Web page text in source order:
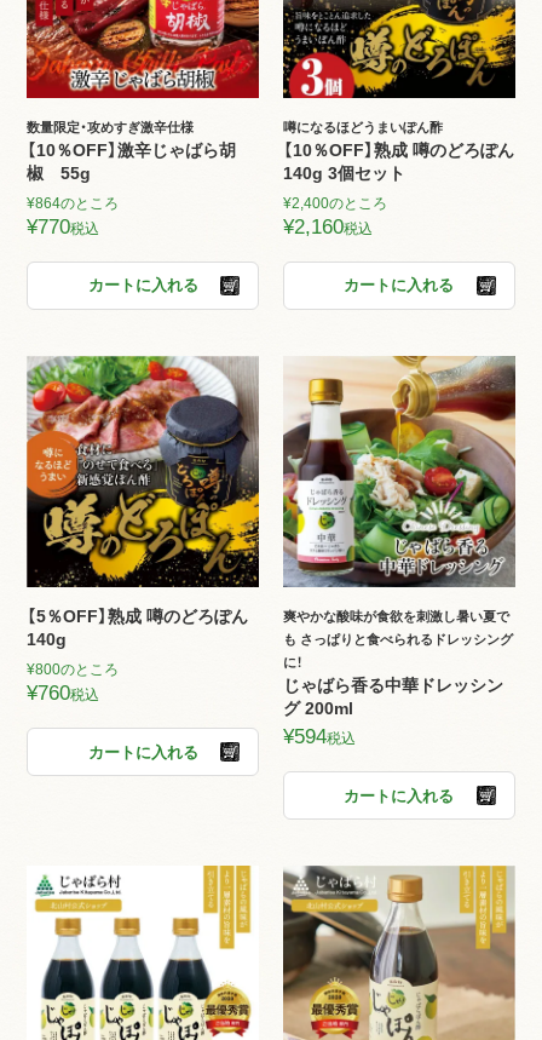
数量限定・攻めすぎ激辛仕様
【10％OFF】激辛じゃばら胡
椒 55g
¥864のところ
¥770税込
カートに入れる
噂になるほどうまいぽん酢
【10％OFF】熟成 噂のどろぽん
140g 3個セット
¥2,400のところ
¥2,160税込
カートに入れる
【5％OFF】熟成 噂のどろぽん
140g
¥800のところ
¥760税込
カートに入れる
爽やかな酸味が食欲を刺激し暑い夏で
も さっぱりと食べられるドレッシング
に！
じゃばら香る中華ドレッシン
グ 200ml
¥594税込
カートに入れる